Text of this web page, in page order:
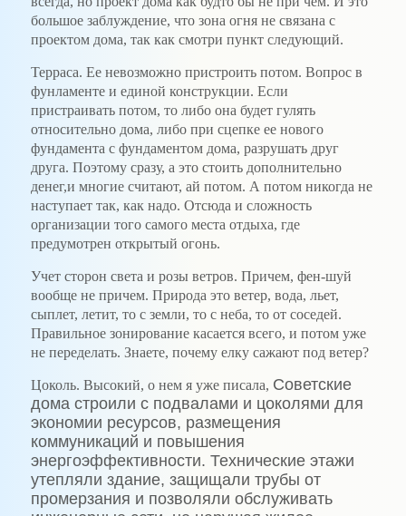
большое заблуждение, что зона огня не связана с
проектом дома, так как смотри пункт следующий.
Терраса. Ее невозможно пристроить потом. Вопрос в
фунламенте и единой конструкции. Если
пристраивать потом, то либо она будет гулять
относительно дома, либо при сцепке ее нового
фундамента с фундаментом дома, разрушать друг
друга. Поэтому сразу, а это стоить дополнительно
денег,и многие считают, ай потом. А потом никогда не
наступает так, как надо. Отсюда и сложность
организации того самого места отдыха, где
предумотрен открытый огонь.
Учет сторон света и розы ветров. Причем, фен-шуй
вообще не причем. Природа это ветер, вода, льет,
сыплет, летит, то с земли, то с неба, то от соседей.
Правильное зонирование касается всего, и потом уже
не переделать. Знаете, почему елку сажают под ветер?
Цоколь. Высокий, о нем я уже писала, Советские
дома строили с подвалами и цоколями для
экономии ресурсов, размещения
коммуникаций и повышения
энергоэффективности. Технические этажи
утепляли здание, защищали трубы от
промерзания и позволяли обслуживать